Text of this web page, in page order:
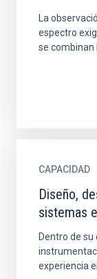
La
espectro
se combinan
CAPACIDAD
Diseño,
sistemas
Dentro de
experiencia